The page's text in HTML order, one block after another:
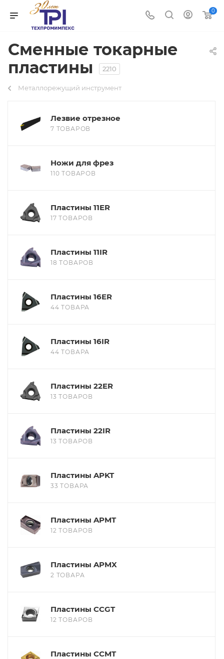
0
Сменные токарные
пластины
2210
Металлорежущий инструмент
Лезвие отрезное
7 ТОВАРОВ
Ножи для фрез
110 ТОВАРОВ
Пластины 11ER
17 ТОВАРОВ
Пластины 11IR
18 ТОВАРОВ
Пластины 16ER
44 ТОВАРА
Пластины 16IR
44 ТОВАРА
Пластины 22ER
13 ТОВАРОВ
Пластины 22IR
13 ТОВАРОВ
Пластины APKT
33 ТОВАРА
Пластины APMT
12 ТОВАРОВ
Пластины APMX
2 ТОВАРА
Пластины CCGT
12 ТОВАРОВ
Пластины CCMT